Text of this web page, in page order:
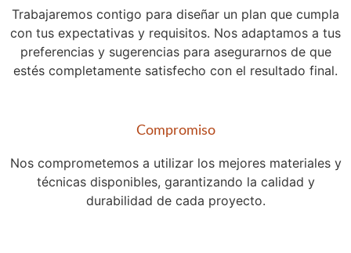
Trabajaremos contigo para diseñar un plan que cumpla
con tus expectativas y requisitos. Nos adaptamos a tus
preferencias y sugerencias para asegurarnos de que
estés completamente satisfecho con el resultado final.
Compromiso
Nos comprometemos a utilizar los mejores materiales y
técnicas disponibles, garantizando la calidad y
durabilidad de cada proyecto.